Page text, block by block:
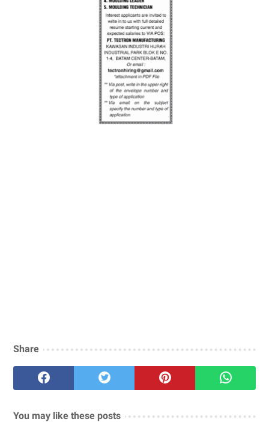
Share
You may like these posts